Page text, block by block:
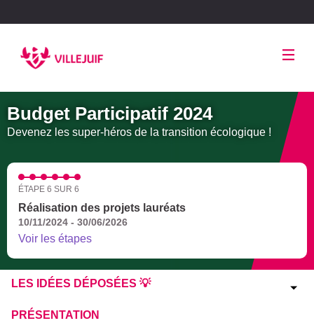
Budget Participatif 2024
Devenez les super-héros de la transition écologique !
ÉTAPE 6 SUR 6
Réalisation des projets lauréats
10/11/2024 - 30/06/2026
Voir les étapes
LES IDÉES DÉPOSÉES 💡
PRÉSENTATION